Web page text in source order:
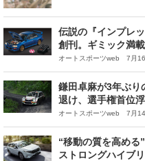
伝説の『インプレ
創刊。ギミック満
オートスポーツweb 7月
鎌田卓麻が3年ぶり
退け、選手権首位
オートスポーツweb 7月
“移動の質を高める
ストロングハイブ